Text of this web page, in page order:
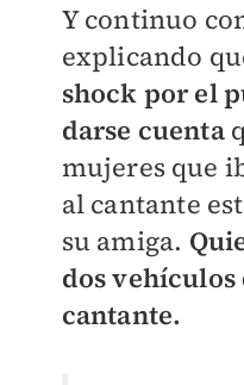
Y continuo
explicando
shock por el
darse cuenta
mujeres que
al cantante
su amiga.
dos
cantante.